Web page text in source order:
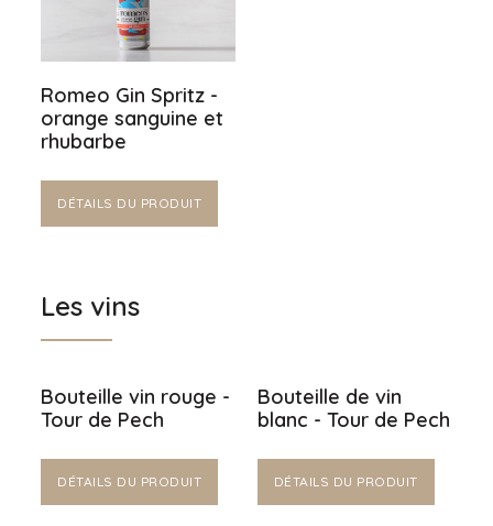
Romeo Gin Spritz -
orange sanguine et
rhubarbe
DÉTAILS DU PRODUIT
Les vins
Bouteille vin rouge -
Tour de Pech
DÉTAILS DU PRODUIT
Bouteille de vin
blanc - Tour de Pech
DÉTAILS DU PRODUIT